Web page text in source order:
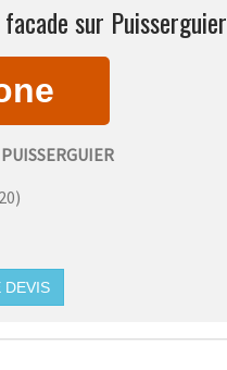
sur Puisserguier
)
DEVIS